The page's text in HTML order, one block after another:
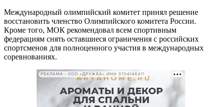
Международный олимпийский комитет принял решение
восстановить членство Олимпийского комитета России.
Кроме того, МОК рекомендовал всем спортивным
федерациям снять оставшиеся ограничения с российских
спортсменов для полноценного участия в международных
соревнованиях.
РЕКЛАМА • ООО «ДРУЖБА» ИНН 9704146411